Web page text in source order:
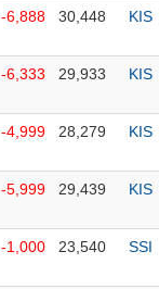
-6,888 30,448 KIS
-6,333 29,933 KIS
-4,999 28,279 KIS
-5,999 29,439 KIS
-1,000 23,540 SSI